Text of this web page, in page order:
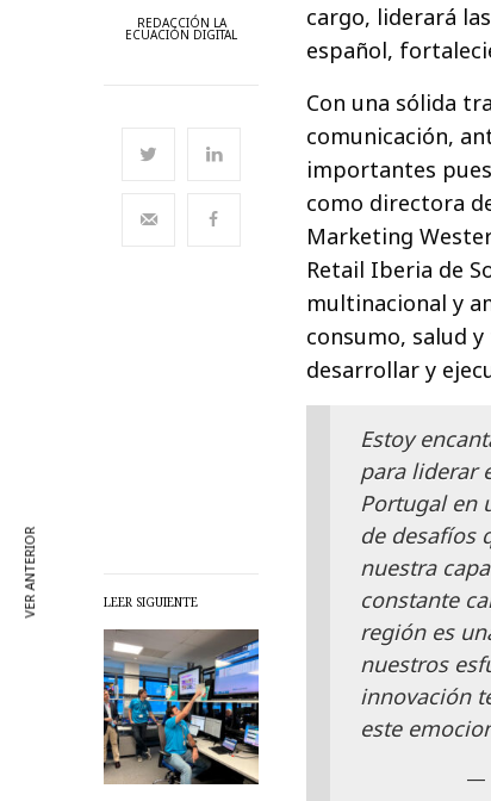
REDACCIÓN LA
ECUACIÓN DIGITAL
LEER SIGUIENTE
cargo, liderará
español,
Con una sólida
comunicación,
importantes
como directora
Marketing
Retail Iberia de
multinacional y
consumo, salud
desarrollar y
Estoy
para liderar
Portugal en
de desafíos
nuestra
constante
región es
nuestros
innovación
este
VER ANTERIOR